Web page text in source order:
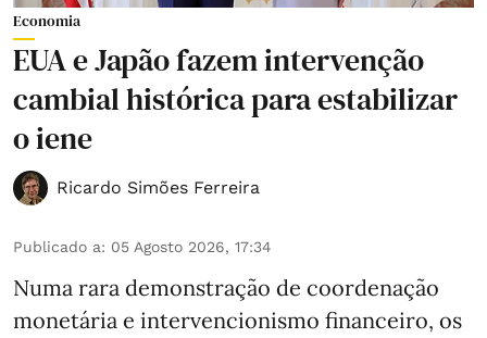
Economia
EUA e Japão fazem intervenção
cambial histórica para estabilizar
o iene
Ricardo Simões Ferreira
Publicado a: 05 Agosto 2026, 17:34
Numa rara demonstração de coordenação
monetária e intervencionismo financeiro, os